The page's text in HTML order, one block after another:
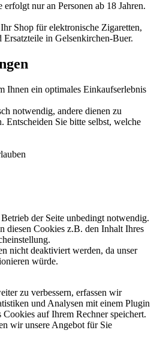
nur an Personen ab 18 Jahren.
Shop für elektronische Zigaretten,
in Gelsenkirchen-Buer.
Ihnen ein optimales Einkaufserlebnis
notwendig, andere dienen zu
Entscheiden Sie bitte selbst, welche
der Seite unbedingt notwendig.
diesen Cookies z.B. den Inhalt Ihres
nicht deaktiviert werden, da unser
würde.
zu verbessern, erfassen wir
und Analysen mit einem Plugin
auf Ihrem Rechner speichert.
wir unsere Angebot für Sie